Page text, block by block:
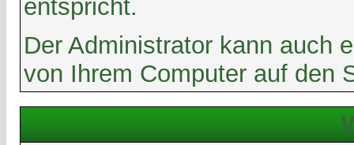
entspricht.
Der Administrator kann auch
von Ihrem Computer auf den